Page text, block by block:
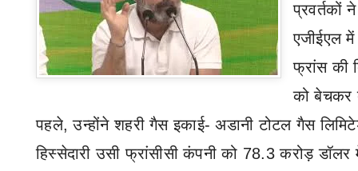
प्रवर्तकों
एजीईएल में
फ्रांस की
को बेचकर
पहले,उन्होंने शहरी गैस इकाई- अडानी टोटल गैस
हिस्सेदारी उसी फ्रांसीसी कंपनी को 78.3 करोड़